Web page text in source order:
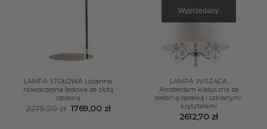
LAMPA STOŁOWA Lozanna
nowoczesna ledowa ze złotą
oprawą
2275,20zł Pierwotna
cena
1769,00 złAktualna
Wyprzedany
LAMPA WISZĄCA
Amsterdam klasyczna ze
srebrną oprawą i szklanymi
kryształami
2612,70 zł